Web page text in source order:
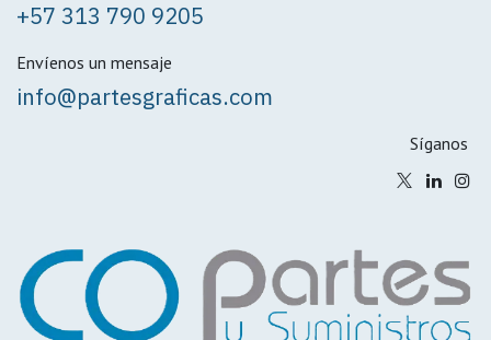
+57 313 790 9205
Envíenos un mensaje
info@partesgraficas.com
Síganos